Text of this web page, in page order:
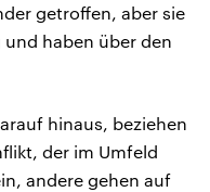
getroffen, aber sie
haben über den
hinaus, beziehen
der im Umfeld
andere gehen auf